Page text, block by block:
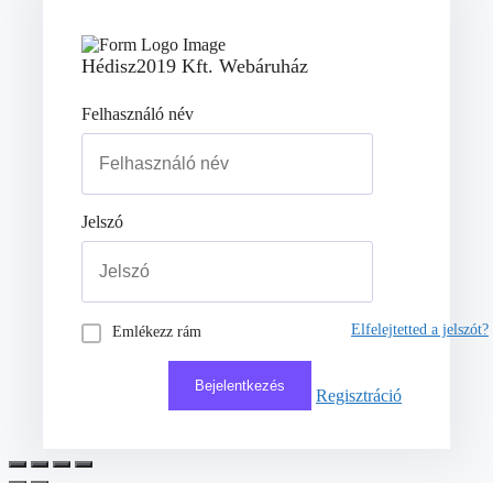
Hédisz2019 Kft. Webáruház
Felhasználó név
Jelszó
Emlékezz rám Elfelejtetted a jelszót?
Regisztráció